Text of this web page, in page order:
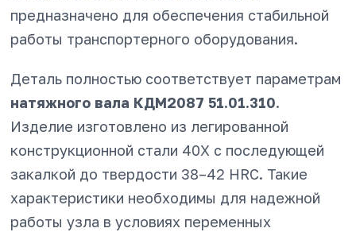
предназначено для обеспечения стабильной
работы транспортерного оборудования.
Деталь полностью соответствует параметрам
натяжного вала КДМ2087 51.01.310.
Изделие изготовлено из легированной
конструкционной стали 40Х с последующей
закалкой до твердости 38–42 HRC. Такие
характеристики необходимы для надежной
работы узла в условиях переменных